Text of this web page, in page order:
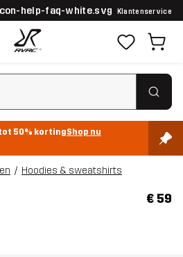
Klantenservice
tot 50% kortingShop nu
Hoodies & sweatshirts
€ 59